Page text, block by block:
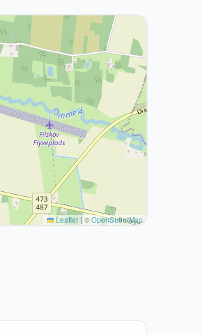
Leaflet |© OpenStreetMap